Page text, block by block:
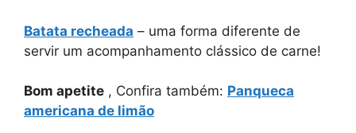
Batata recheada – uma forma diferente de
servir um acompanhamento clássico de carne!
Bom apetite , Confira também: Panqueca
americana de limão